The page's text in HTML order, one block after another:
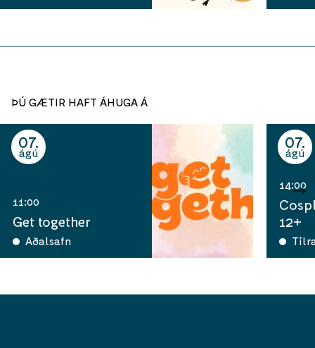
ÞÚ GÆTIR HAFT ÁHUGA Á
07
ágú
11:00
Get together
Aðalsafn
07
ágú
14:00
12+